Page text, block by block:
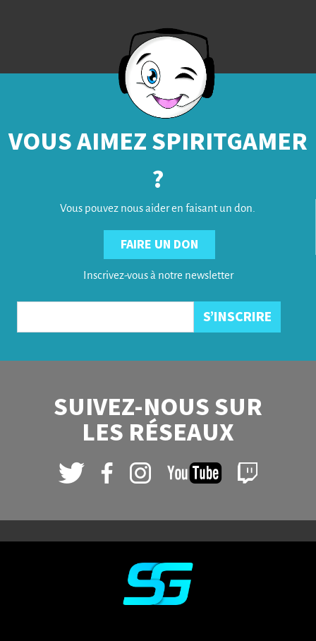
VOUS AIMEZ SPIRITGAMER
?
Vous pouvez nous aider en faisant un don.
FAIRE UN DON
Inscrivez-vous à notre newsletter
SUIVEZ-NOUS SUR
LES RÉSEAUX